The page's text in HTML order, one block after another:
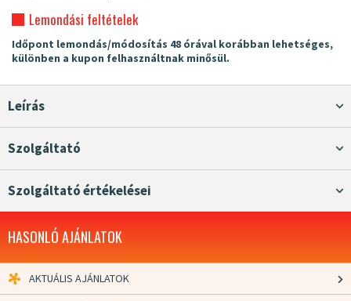
Lemondási feltételek
Időpont lemondás/módosítás 48 órával korábban lehetséges,
különben a kupon felhasználtnak minősül.
Leírás
Szolgáltató
Szolgáltató értékelései
HASONLÓ AJÁNLATOK
AKTUÁLIS AJÁNLATOK